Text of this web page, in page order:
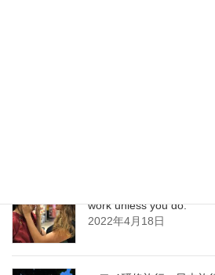
work unless you do.
2022年4月18日